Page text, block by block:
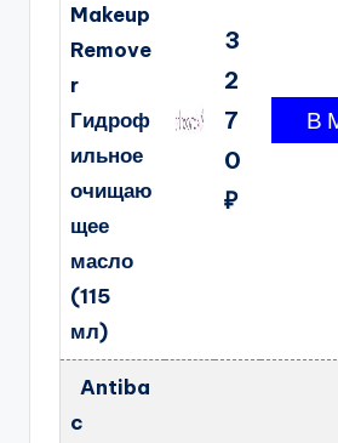
Makeup
Remove
r
Гидроф
ильное
очищаю
щее
масло
(115
мл)
3
2
7
0
₽
Antiba
c